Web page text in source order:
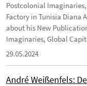
Postcolonial
Factory in Tunisia Diana
about his New
Imaginaries, Global
29.05.2024
André Weißenfels: